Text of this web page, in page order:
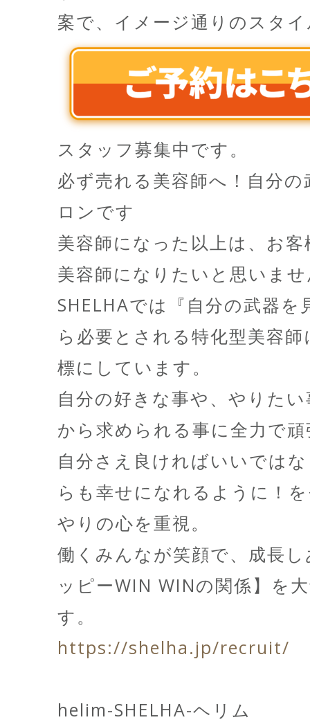
案で、イメージ通りのスタ
スタッフ募集中です。
必ず売れる美容師へ！自分
ロンです
美容師になった以上は、お
美容師になりたいと思いま
SHELHAでは『自分の武器を
ら必要とされる特化型美容
標にしています。
自分の好きな事や、やりた
から求められる事に全力で
自分さえ良ければいいでは
らも幸せになれるように！
やりの心を重視。
働くみんなが笑顔で、成長
ッピーWIN WINの関係】を
す。
https://shelha.jp/recruit/
helim-SHELHA-ヘリム